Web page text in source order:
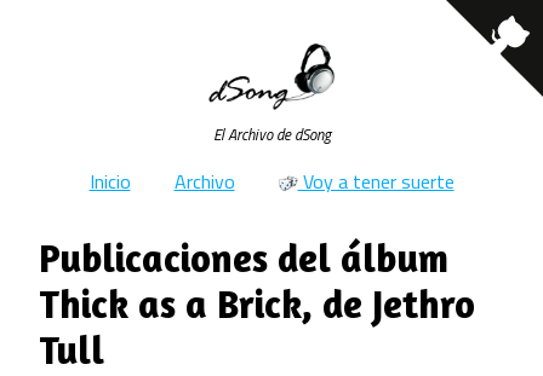
El Archivo de dSong
Inicio Archivo Voy a tener suerte
Publicaciones del álbum
Thick as a Brick, de Jethro
Tull